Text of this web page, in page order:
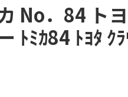
No．84 ト
ﾄﾐｶ84 ﾄﾖﾀ ｸﾗ